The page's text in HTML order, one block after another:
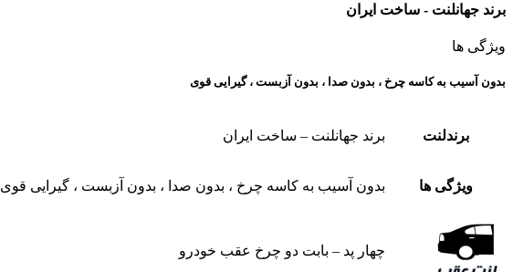
برند جهانلنت - ساخت ایران
ویژگی ها
بدون آسیب به کاسه چرخ ، بدون صدا ، بدون آزبست ، گیرایی قوی​
برندلنت برند جهانلنت – ساخت ایران
ویژگی ها بدون آسیب به کاسه چرخ ، بدون صدا ، بدون آزبست ، گیرایی قوی​
چهار پد – بابت دو چرخ عقب خودرو